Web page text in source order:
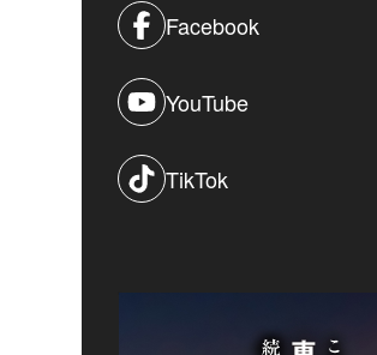
Facebook
YouTube
TikTok